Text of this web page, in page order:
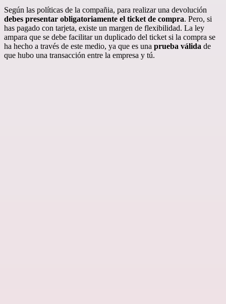
Según las políticas de la compañia, para realizar una devolución
debes presentar obligatoriamente el ticket de compra. Pero, si
has pagado con tarjeta, existe un margen de flexibilidad. La ley
ampara que se debe facilitar un duplicado del ticket si la compra se
ha hecho a través de este medio, ya que es una prueba válida de
que hubo una transacción entre la empresa y tú.